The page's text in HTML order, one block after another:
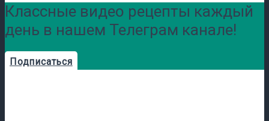
Классные видео рецепты каждый
день в нашем Телеграм канале!
Подписаться